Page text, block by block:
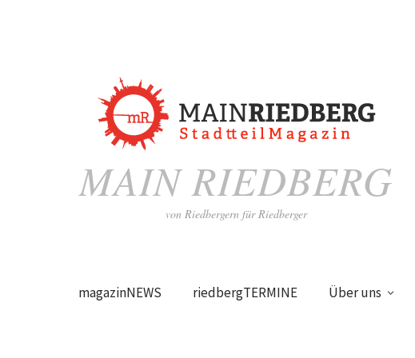
MAIN RIEDBERG
von Riedbergern für Riedberger
magazinNEWS riedbergTERMINE Über uns